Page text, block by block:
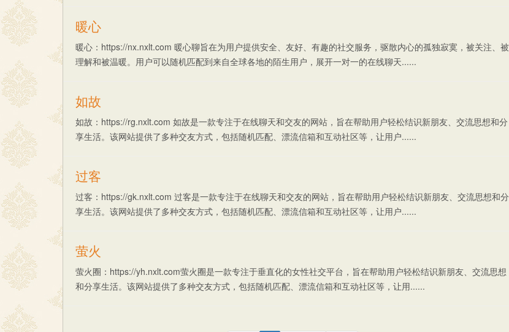
暖心
暖心：https://nx.nxlt.com 暖心聊旨在为用户提供安全、友好、有趣的社交服务，驱散内心的孤独寂寞，被关注、被
理解和被温暖。用户可以随机匹配到来自全球各地的陌生用户，展开一对一的在线聊天......
如故
如故：https://rg.nxlt.com 如故是一款专注于在线聊天和交友的网站，旨在帮助用户轻松结识新朋友、交流思想和分
享生活。该网站提供了多种交友方式，包括随机匹配、漂流信箱和互动社区等，让用户......
过客
过客：https://gk.nxlt.com 过客是一款专注于在线聊天和交友的网站，旨在帮助用户轻松结识新朋友、交流思想和分
享生活。该网站提供了多种交友方式，包括随机匹配、漂流信箱和互动社区等，让用户......
萤火
萤火圈：https://yh.nxlt.com萤火圈是一款专注于垂直化的女性社交平台，旨在帮助用户轻松结识新朋友、交流思想
和分享生活。该网站提供了多种交友方式，包括随机匹配、漂流信箱和互动社区等，让用......